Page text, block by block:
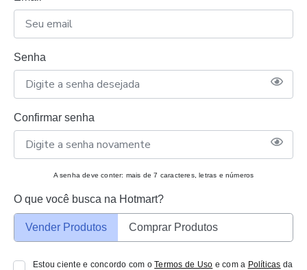
Senha
Confirmar senha
A senha deve conter: mais de 7 caracteres, letras e números
O que você busca na Hotmart?
Vender Produtos Comprar Produtos
Estou ciente e concordo com oTermos de Uso e com a Políticas da